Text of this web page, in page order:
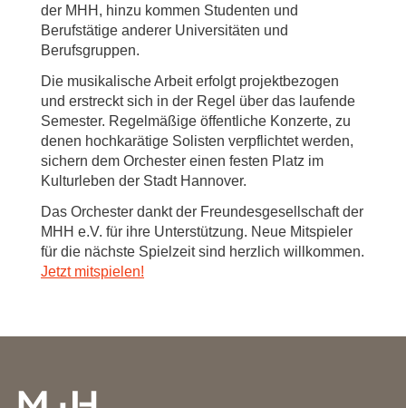
der MHH, hinzu kommen Studenten und
Berufstätige anderer Universitäten und
Berufsgruppen.
Die musikalische Arbeit erfolgt projektbezogen
und erstreckt sich in der Regel über das laufende
Semester. Regelmäßige öffentliche Konzerte, zu
denen hochkarätige Solisten verpflichtet werden,
sichern dem Orchester einen festen Platz im
Kulturleben der Stadt Hannover.
Das Orchester dankt der Freundesgesellschaft der
MHH e.V. für ihre Unterstützung. Neue Mitspieler
für die nächste Spielzeit sind herzlich willkommen.
Jetzt mitspielen!